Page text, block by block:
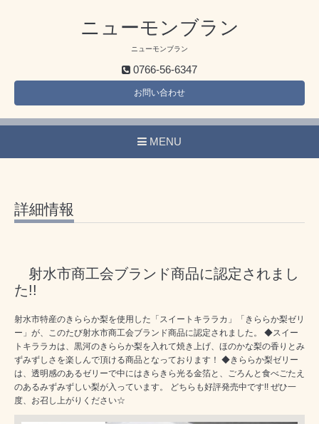
ニューモンブラン
ニューモンブラン
0766-56-6347
お問い合わせ
MENU
詳細情報
射水市商工会ブランド商品に認定されまし
た!!
射水市特産のきららか梨を使用した「スイートキララカ」「きららか梨ゼリ
ー」が、このたび射水市商工会ブランド商品に認定されました。 ◆スイー
トキララカは、黒河のきららか梨を入れて焼き上げ、ほのかな梨の香りとみ
ずみずしさを楽しんで頂ける商品となっております！ ◆きららか梨ゼリー
は、透明感のあるゼリーで中にはきらきら光る金箔と、ごろんと食べごたえ
のあるみずみずしい梨が入っています。 どちらも好評発売中です!! ぜひ一
度、お召し上がりください☆